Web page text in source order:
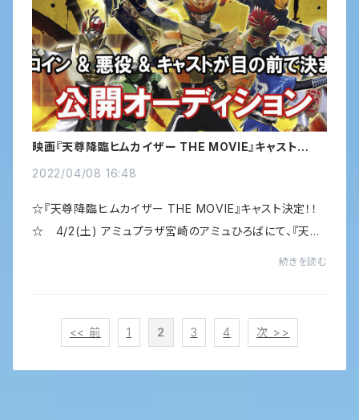
映画『天尊降臨ヒムカイザー THE MOVIE』キャスト決
2022/04/08 16:48
☆『天尊降臨ヒムカイザー THE MOVIE』キャスト決定！！
☆ 4/2(土) アミュプラザ宮崎のアミュひろばにて、『天尊
続きを読む
<< 前 1 2 3 4 次 >>